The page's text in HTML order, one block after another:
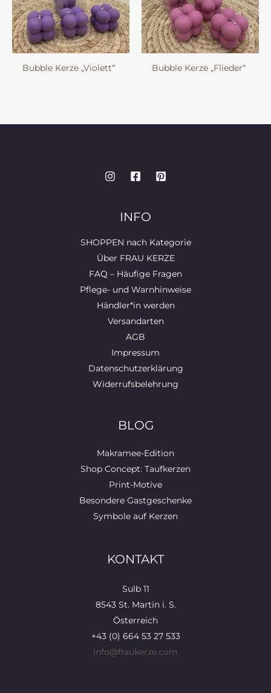
Bubble Kerze „Violett“ Bubble Kerze „Flieder“
INFO
SHOPPEN nach Kategorie
Über FRAU KERZE
FAQ – Häufige Fragen
Pflege- und Warnhinweise
Händler*in werden
Versandarten
AGB
Impressum
Datenschutzerklärung
Widerrufsbelehrung
BLOG
Makramee-Edition
Shop Concept: Taufkerzen
Print-Motive
Besondere Gastgeschenke
Symbole auf Kerzen
KONTAKT
Sulb 11
8543 St. Martin i. S.
Österreich
+43 (0) 664 53 27 533
info@fraukerze.com